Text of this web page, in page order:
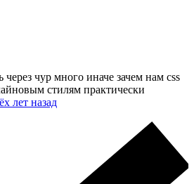
чур много иначе зачем нам css
стилям практически
лет назад